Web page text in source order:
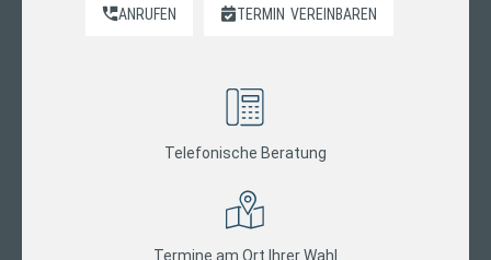
ANRUFEN TERMIN VEREINBAREN
Telefonische Beratung
Termine am Ort Ihrer Wahl